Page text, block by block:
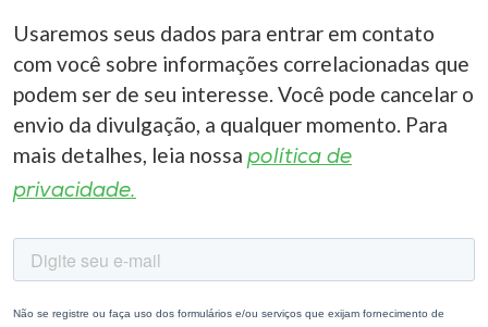
Usaremos seus dados para entrar em contato
com você sobre informações correlacionadas que
podem ser de seu interesse. Você pode cancelar o
envio da divulgação, a qualquer momento. Para
mais detalhes, leia nossa política de
privacidade.